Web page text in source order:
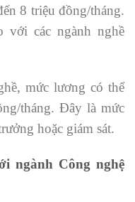
8 triệu đồng/tháng.
với các ngành nghề
mức lương có thể
tháng. Đây là mức
hoặc giám sát.
ngành Công nghệ